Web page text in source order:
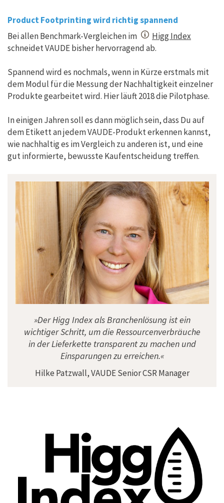
Product Footprinting wird richtig spannend
Bei allen Benchmark-Vergleichen im
Higg Index
schneidet VAUDE bisher hervorragend ab.
Spannend wird es nochmals, wenn in Kürze erstmals mit
dem Modul für die Messung der Nachhaltigkeit einzelner
Produkte gearbeitet wird. Hier läuft 2018 die Pilotphase.
In einigen Jahren soll es dann möglich sein, dass Du auf
dem Etikett an jedem VAUDE-Produkt erkennen kannst,
wie nachhaltig es im Vergleich zu anderen ist, und eine
gut informierte, bewusste Kaufentscheidung treffen.
»Der Higg Index als Branchenlösung ist ein
wichtiger Schritt, um die Ressourcenverbräuche
in der Lieferkette transparent zu machen und
Einsparungen zu erreichen.«
Hilke Patzwall, VAUDE Senior CSR Manager